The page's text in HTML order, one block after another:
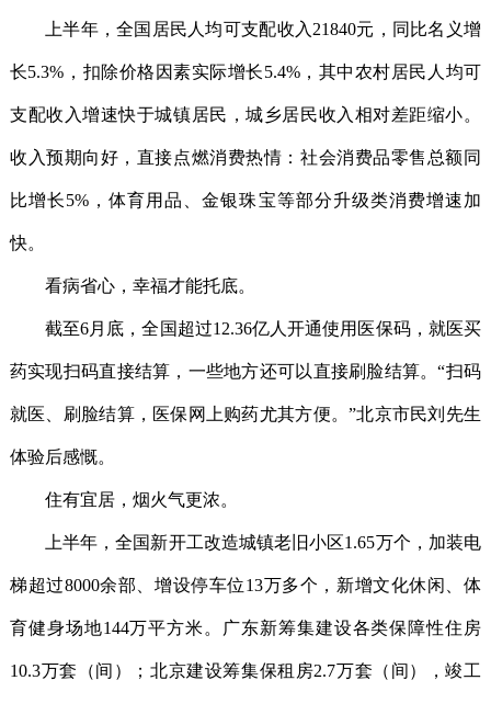
上半年，全国居民人均可支配收入21840元，同比名义增
长5.3%，扣除价格因素实际增长5.4%，其中农村居民人均可
支配收入增速快于城镇居民，城乡居民收入相对差距缩小。
收入预期向好，直接点燃消费热情：社会消费品零售总额同
比增长5%，体育用品、金银珠宝等部分升级类消费增速加
快。
看病省心，幸福才能托底。
截至6月底，全国超过12.36亿人开通使用医保码，就医买
药实现扫码直接结算，一些地方还可以直接刷脸结算。“扫码
就医、刷脸结算，医保网上购药尤其方便。”北京市民刘先生
体验后感慨。
住有宜居，烟火气更浓。
上半年，全国新开工改造城镇老旧小区1.65万个，加装电
梯超过8000余部、增设停车位13万多个，新增文化休闲、体
育健身场地144万平方米。广东新筹集建设各类保障性住房
10.3万套（间）；北京建设筹集保租房2.7万套（间），竣工